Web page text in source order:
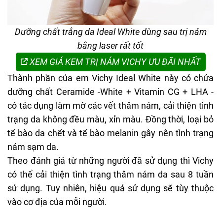
Dưỡng chất trắng da Ideal White dùng sau trị nám
bằng laser rất tốt
XEM GIÁ KEM TRỊ NÁM VICHY ƯU ĐÃI NHẤT
Thành phần của em Vichy Ideal White này có chứa
dưỡng chất Ceramide -White + Vitamin CG + LHA -
có tác dụng làm mờ các vết thâm nám, cải thiện tình
trạng da không đều màu, xỉn màu. Đồng thời, loại bỏ
tế bào da chết và tế bào melanin gây nên tình trạng
nám sạm da.
Theo đánh giá từ những người đã sử dụng thì Vichy
có thể cải thiện tình trạng thâm nám da sau 8 tuần
sử dụng. Tuy nhiên, hiệu quả sử dụng sẽ tùy thuộc
vào cơ địa của mỗi người.